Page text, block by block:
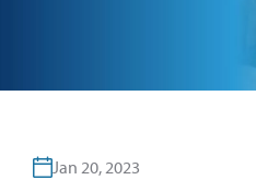
Jan 20, 2023